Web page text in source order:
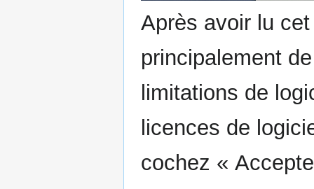
Après avoir lu
principalement
limitations de
licences de
cochez «